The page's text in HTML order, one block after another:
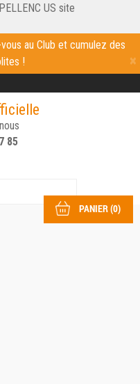
US site
au Club et cumulez des
!
85
PANIER(0)